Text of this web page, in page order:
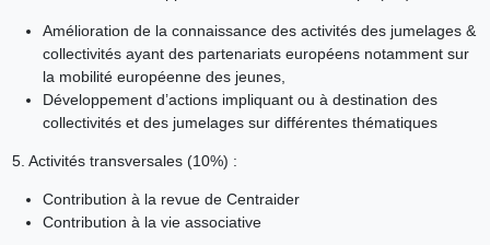
Amélioration de la connaissance des activités des jumelages &
collectivités ayant des partenariats européens notamment sur
la mobilité européenne des jeunes,
Développement d’actions impliquant ou à destination des
collectivités et des jumelages sur différentes thématiques
5. Activités transversales (10%) :
Contribution à la revue de Centraider
Contribution à la vie associative